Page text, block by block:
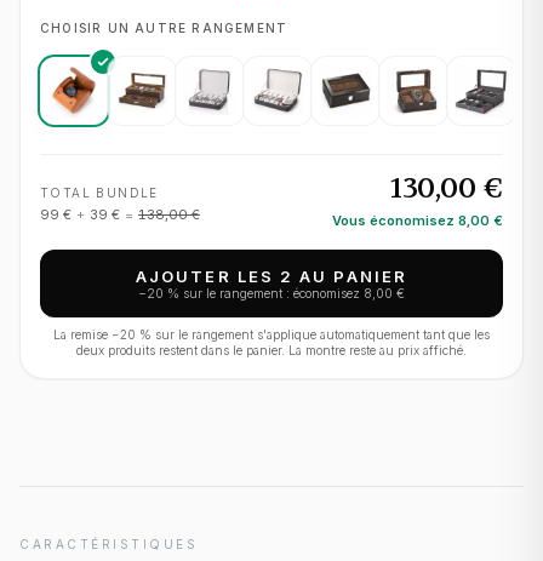
CHOISIR UN AUTRE RANGEMENT
TOTAL BUNDLE
99 € + 39 € = 138,00 €
130,00 €
Vous économisez 8,00 €
AJOUTER LES 2 AU PANIER
−20 % sur le rangement : économisez 8,00 €
La remise −20 % sur le rangement s'applique automatiquement tant que les
deux produits restent dans le panier. La montre reste au prix affiché.
CARACTÉRISTIQUES